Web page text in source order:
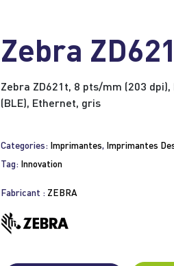
Zebra ZD621
Zebra ZD621t, 8 pts/mm (203 dpi),
(BLE), Ethernet, gris
Categories: Imprimantes, Imprimantes
Tag: Innovation
Fabricant : ZEBRA